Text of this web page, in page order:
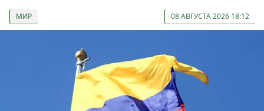
МИР 08 АВГУСТА 2026 18:12